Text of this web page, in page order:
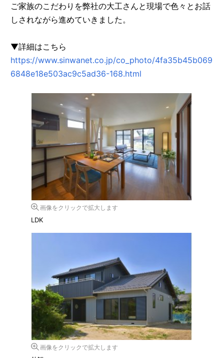
ご家族のこだわりを弊社の大工さんと現場で色々とお話
しされながら進めていきました。
▼詳細はこちら
https://www.sinwanet.co.jp/co_photo/4fa35b45b069
6848e18e503ac9c5ad36-168.html
画像をクリックで拡大します
LDK
画像をクリックで拡大します